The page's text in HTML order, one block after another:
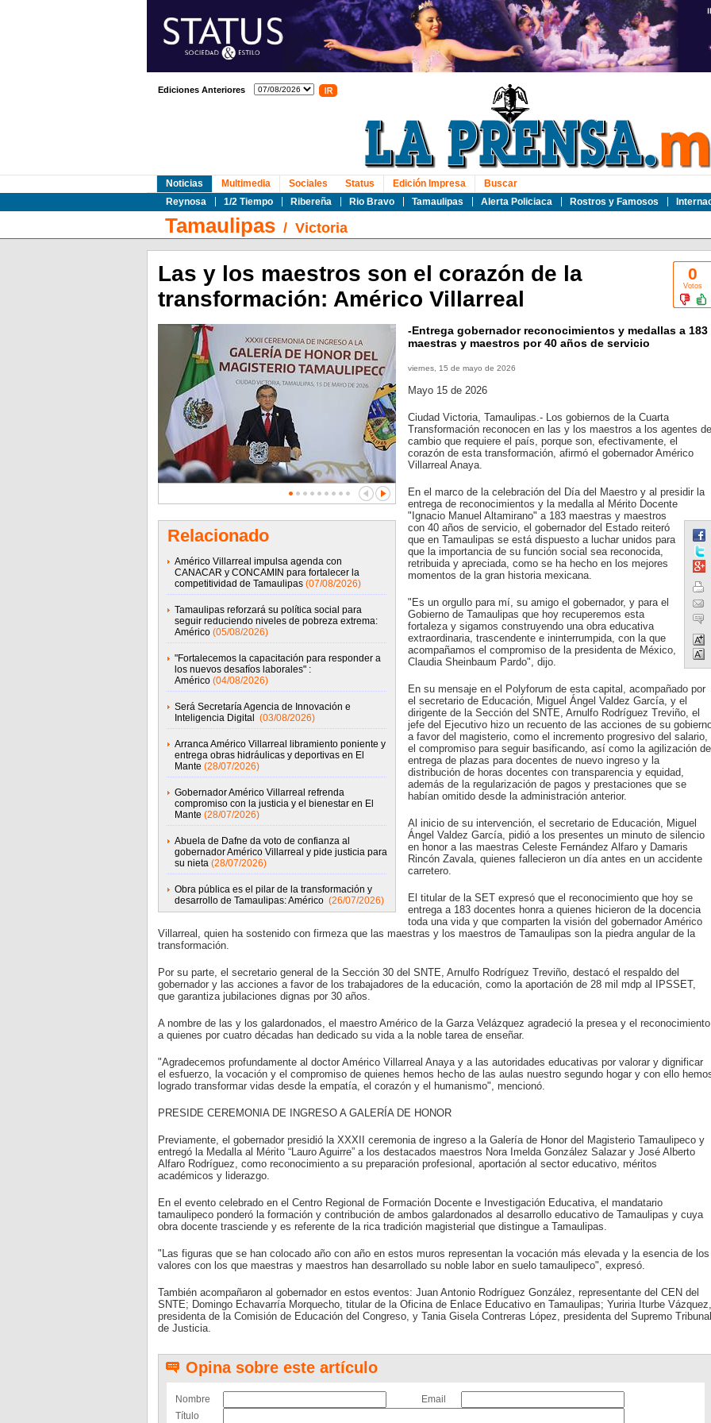
Ediciones Anteriores
Noticias
Reynosa
1/2 Tiempo Ribereña Rio Bravo Tamaulipas Alerta Policiaca Rostros y Famosos
Multimedia Sociales Status Edición Impresa Buscar
Tamaulipas/ Victoria
0
Votos
Las y los maestros son el corazón de la
transformación: Américo Villarreal
Relacionado
Américo Villarreal impulsa agenda con
CANACAR y CONCAMIN para fortalecer la
competitividad de Tamaulipas (07/08/2026)
Tamaulipas reforzará su política social para
seguir reduciendo niveles de pobreza extrema:
Américo (05/08/2026)
"Fortalecemos la capacitación para responder a
los nuevos desafíos laborales" :
Américo (04/08/2026)
Será Secretaría Agencia de Innovación e
Inteligencia Digital
(03/08/2026)
Arranca Américo Villarreal libramiento poniente y
entrega obras hidráulicas y deportivas en El
Mante (28/07/2026)
Gobernador Américo Villarreal refrenda
compromiso con la justicia y el bienestar en El
Mante (28/07/2026)
Abuela de Dafne da voto de confianza al
gobernador Américo Villarreal y pide justicia para
su nieta (28/07/2026)
Obra pública es el pilar de la transformación y
desarrollo de Tamaulipas: Américo (26/07/2026)
-Entrega gobernador reconocimientos y medallas a 183
maestras y maestros por 40 años de servicio
viernes, 15 de mayo de 2026
Mayo 15 de 2026
Ciudad Victoria, Tamaulipas.- Los gobiernos de la Cuarta
Transformación reconocen en las y los maestros a los agentes de
cambio que requiere el país, porque son, efectivamente, el
corazón de esta transformación, afirmó el gobernador Américo
Villarreal Anaya.
En el marco de la celebración del Día del Maestro y al presidir la
entrega de reconocimientos y la medalla al Mérito Docente
"Ignacio Manuel Altamirano" a 183 maestras y maestros
con 40 años de servicio, el gobernador del Estado reiteró
que en Tamaulipas se está dispuesto a luchar unidos para
que la importancia de su función social sea reconocida,
retribuida y apreciada, como se ha hecho en los mejores
momentos de la gran historia mexicana.
"Es un orgullo para mí, su amigo el gobernador, y para el
Gobierno de Tamaulipas que hoy recuperemos esta
fortaleza y sigamos construyendo una obra educativa
extraordinaria, trascendente e ininterrumpida, con la que
acompañamos el compromiso de la presidenta de México,
Claudia Sheinbaum Pardo", dijo.
En su mensaje en el Polyforum de esta capital, acompañado por
el secretario de Educación, Miguel Ángel Valdez García, y el
dirigente de la Sección del SNTE, Arnulfo Rodríguez Treviño, el
jefe del Ejecutivo hizo un recuento de las acciones de su
a favor del magisterio, como el incremento progresivo del salario,
el compromiso para seguir basificando, así como la agilización de
entrega de plazas para docentes de nuevo ingreso y la
distribución de horas docentes con transparencia y equidad,
además de la regularización de pagos y prestaciones que se
habían omitido desde la administración anterior.
Al inicio de su intervención, el secretario de Educación, Miguel
Ángel Valdez García, pidió a los presentes un minuto de silencio
en honor a las maestras Celeste Fernández Alfaro y Damaris
Rincón Zavala, quienes fallecieron un día antes en un accidente
carretero.
El titular de la SET expresó que el reconocimiento que hoy se
entrega a 183 docentes honra a quienes hicieron de la docencia
toda una vida y que comparten la visión del gobernador Américo
Villarreal, quien ha sostenido con firmeza que las maestras y los maestros de Tamaulipas son la piedra angular de la
transformación.
Por su parte, el secretario general de la Sección 30 del SNTE, Arnulfo Rodríguez Treviño, destacó el respaldo del
gobernador y las acciones a favor de los trabajadores de la educación, como la aportación de 28 mil mdp al IPSSET,
que garantiza jubilaciones dignas por 30 años.
A nombre de las y los galardonados, el maestro Américo de la Garza Velázquez agradeció la presea y el reconocimiento
a quienes por cuatro décadas han dedicado su vida a la noble tarea de enseñar.
"Agradecemos profundamente al doctor Américo Villarreal Anaya y a las autoridades educativas por valorar y dignificar
el esfuerzo, la vocación y el compromiso de quienes hemos hecho de las aulas nuestro segundo hogar y con ello
logrado transformar vidas desde la empatía, el corazón y el humanismo", mencionó.
PRESIDE CEREMONIA DE INGRESO A GALERÍA DE HONOR
Previamente, el gobernador presidió la XXXII ceremonia de ingreso a la Galería de Honor del Magisterio Tamaulipeco y
entregó la Medalla al Mérito “Lauro Aguirre” a los destacados maestros Nora Imelda González Salazar y José Alberto
Alfaro Rodríguez, como reconocimiento a su preparación profesional, aportación al sector educativo, méritos
académicos y liderazgo.
En el evento celebrado en el Centro Regional de Formación Docente e Investigación Educativa, el mandatario
tamaulipeco ponderó la formación y contribución de ambos galardonados al desarrollo educativo de Tamaulipas y cuya
obra docente trasciende y es referente de la rica tradición magisterial que distingue a Tamaulipas.
"Las figuras que se han colocado año con año en estos muros representan la vocación más elevada y la esencia de los
valores con los que maestras y maestros han desarrollado su noble labor en suelo tamaulipeco", expresó.
También acompañaron al gobernador en estos eventos: Juan Antonio Rodríguez González, representante del CEN del
SNTE; Domingo Echavarría Morquecho, titular de la Oficina de Enlace Educativo en Tamaulipas; Yuriria Iturbe Vázquez,
presidenta de la Comisión de Educación del Congreso, y Tania Gisela Contreras López, presidenta del Supremo Tribunal
de Justicia.
Opina sobre este artículo
Nombre
Email
Título